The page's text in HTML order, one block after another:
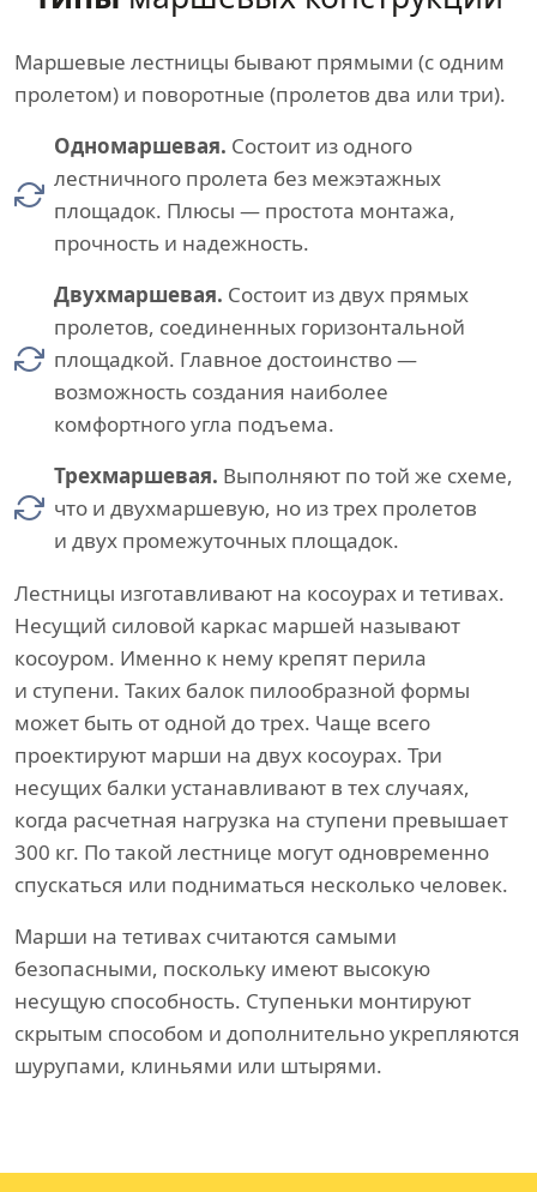
Маршевые лестницы бывают прямыми (с одним
пролетом) и поворотные (пролетов два или три).
Одномаршевая. Состоит из одного
лестничного пролета без межэтажных
площадок. Плюсы — простота монтажа,
прочность и надежность.
Двухмаршевая. Состоит из двух прямых
пролетов, соединенных горизонтальной
площадкой. Главное достоинство —
возможность создания наиболее
комфортного угла подъема.
Трехмаршевая. Выполняют по той же схеме,
что и двухмаршевую, но из трех пролетов
и двух промежуточных площадок.
Лестницы изготавливают на косоурах и тетивах.
Несущий силовой каркас маршей называют
косоуром. Именно к нему крепят перила
и ступени. Таких балок пилообразной формы
может быть от одной до трех. Чаще всего
проектируют марши на двух косоурах. Три
несущих балки устанавливают в тех случаях,
когда расчетная нагрузка на ступени превышает
300 кг. По такой лестнице могут одновременно
спускаться или подниматься несколько человек.
Марши на тетивах считаются самыми
безопасными, поскольку имеют высокую
несущую способность. Ступеньки монтируют
скрытым способом и дополнительно укрепляются
шурупами, клиньями или штырями.